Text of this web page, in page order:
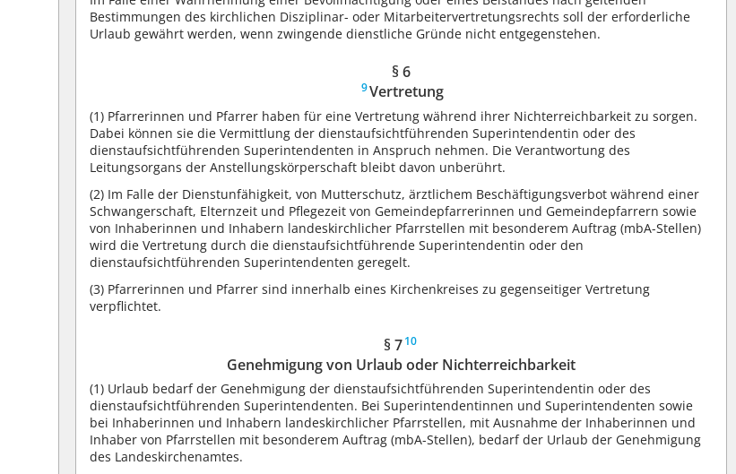
Bestimmungen des kirchlichen Disziplinar- oder Mitarbeitervertretungsrechts soll der erforderliche
Urlaub gewährt werden, wenn zwingende dienstliche Gründe nicht entgegenstehen.
§ 6
9Vertretung
(1) Pfarrerinnen und Pfarrer haben für eine Vertretung während ihrer Nichterreichbarkeit zu sorgen.
Dabei können sie die Vermittlung der dienstaufsichtführenden Superintendentin oder des
dienstaufsichtführenden Superintendenten in Anspruch nehmen. Die Verantwortung des
Leitungsorgans der Anstellungskörperschaft bleibt davon unberührt.
(2) Im Falle der Dienstunfähigkeit, von Mutterschutz, ärztlichem Beschäftigungsverbot während einer
Schwangerschaft, Elternzeit und Pflegezeit von Gemeindepfarrerinnen und Gemeindepfarrern sowie
von Inhaberinnen und Inhabern landeskirchlicher Pfarrstellen mit besonderem Auftrag (mbA-Stellen)
wird die Vertretung durch die dienstaufsichtführende Superintendentin oder den
dienstaufsichtführenden Superintendenten geregelt.
(3) Pfarrerinnen und Pfarrer sind innerhalb eines Kirchenkreises zu gegenseitiger Vertretung
verpflichtet.
§ 710
Genehmigung von Urlaub oder Nichterreichbarkeit
(1) Urlaub bedarf der Genehmigung der dienstaufsichtführenden Superintendentin oder des
dienstaufsichtführenden Superintendenten. Bei Superintendentinnen und Superintendenten sowie
bei Inhaberinnen und Inhabern landeskirchlicher Pfarrstellen, mit Ausnahme der Inhaberinnen und
Inhaber von Pfarrstellen mit besonderem Auftrag (mbA-Stellen), bedarf der Urlaub der Genehmigung
des Landeskirchenamtes.